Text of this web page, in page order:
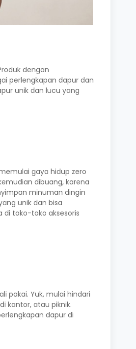
dengan
perlengkapan dapur dan
unik dan lucu yang
gaya hidup zero
dibuang, karena
minuman dingin
unik dan bisa
di toko-toko aksesoris
pakai. Yuk, mulai hindari
kantor, atau piknik.
dapur di